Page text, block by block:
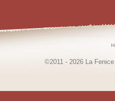
©2011 - 2026 La